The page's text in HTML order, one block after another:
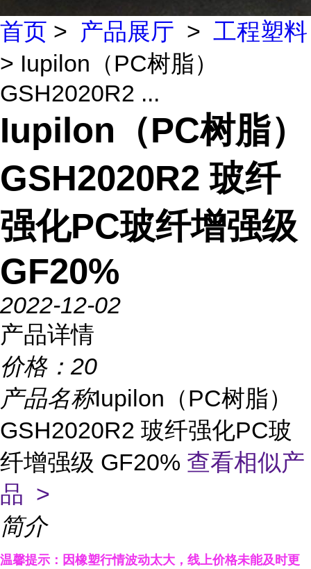
首页 > 产品展厅 > 工程塑料
> Iupilon（PC树脂）
GSH2020R2 ...
Iupilon（PC树脂）
GSH2020R2 玻纤
强化PC玻纤增强级
GF20%
2022-12-02
产品详情
价格： 20
产品名称Iupilon（PC树脂）
GSH2020R2 玻纤强化PC玻
纤增强级 GF20% 查看相似产
品 >
简介
温馨提示：因橡塑行情波动太大，线上价格未能及时更